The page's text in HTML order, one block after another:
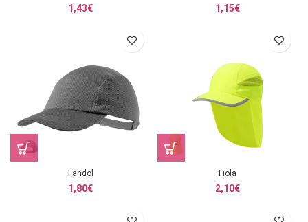
1,43€ 1,15€
Fandol
1,80€
Fiola
2,10€